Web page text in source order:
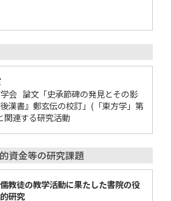
会 論文「史承節碑の発見とその影
漢書』鄭玄伝の校訂」(「東方学」第
関連する研究活動
資金等の研究課題
教徒の教学活動に果たした書院の役
研究